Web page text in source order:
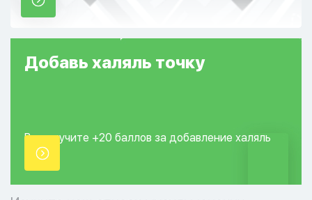
Добавь халяль точку
Вы получите +20 баллов за добавление халяль
точки.